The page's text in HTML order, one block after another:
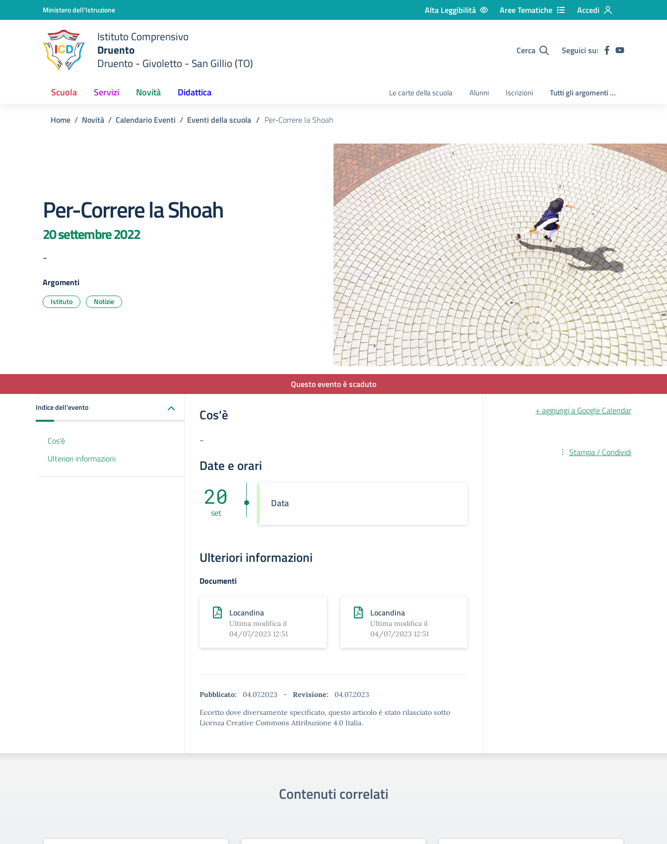
Vai ai contenuti
Vai al menu di navigazione
Ministero dell'Istruzione Alta Leggibilità Aree Tematiche Accedi
Istituto Comprensivo
Druento
Druento - Givoletto - San Gillio (TO)
Cerca Seguici su:
Scuola Servizi Novità Didattica Le carte della scuola Alunni Iscrizioni Tutti gli argomenti ...
Home Novità Calendario Eventi Eventi della scuola / Per-Correre la Shoah
Per-Correre la Shoah
20 settembre 2022
-
Argomenti
Istituto Notizie
Questo evento è scaduto
Indice dell'evento
Cos'è
Ulteriori informazioni
Cos'è
-
Date e orari
Data
20
set
Ulteriori informazioni
Documenti
Locandina
Ultima modifica il
04/07/2023 12:51
Locandina
Ultima modifica il
04/07/2023 12:51
Pubblicato: 04.07.2023 - Revisione:
04.07.2023
Eccetto dove diversamente specificato, questo articolo è stato rilasciato sotto
Licenza Creative Commons Attribuzione 4.0 Italia.
+ aggiungi a Google Calendar
Stampa / Condividi
Contenuti correlati